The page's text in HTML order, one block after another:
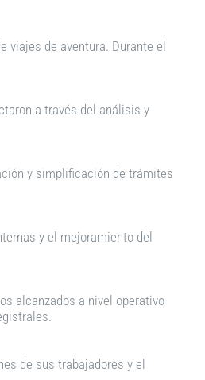
viajes de aventura. Durante el
a través del análisis y
y simplificación de trámites
y el mejoramiento del
alcanzados a nivel operativo
de sus trabajadores y el